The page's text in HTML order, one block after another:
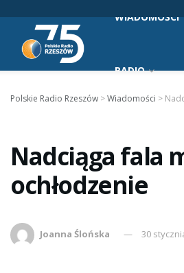
WIADOMOŚCI
RADIO
Polskie Radio Rzeszów >Wiadomości >
Nadciąga fala
ochłodzenie
Joanna Ślońska 30